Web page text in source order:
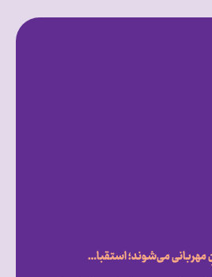
وقتی قهرمانانِ ملی، میزبانِ مهربانی می‌شوند؛ استقبال گرم علیرضا دبیر از فرزندان انجمن اتیسم ایران [همراه با فیلم]